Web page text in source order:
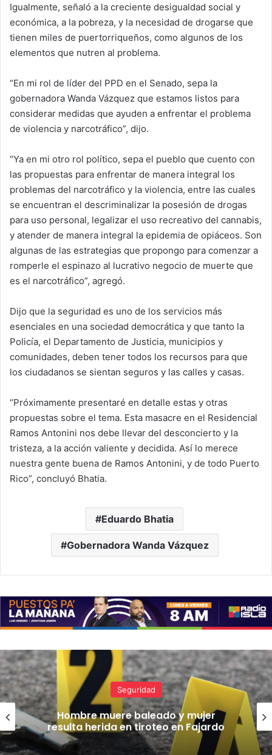
Igualmente, señaló a la creciente desigualdad social y
económica, a la pobreza, y la necesidad de drogarse que
tienen miles de puertorriqueños, como algunos de los
elementos que nutren al problema.
“En mi rol de líder del PPD en el Senado, sepa la
gobernadora Wanda Vázquez que estamos listos para
considerar medidas que ayuden a enfrentar el problema
de violencia y narcotráfico”, dijo.
“Ya en mi otro rol político, sepa el pueblo que cuento con
las propuestas para enfrentar de manera integral los
problemas del narcotráfico y la violencia, entre las cuales
se encuentran el descriminalizar la posesión de drogas
para uso personal, legalizar el uso recreativo del cannabis,
y atender de manera integral la epidemia de opiáceos. Son
algunas de las estrategias que propongo para comenzar a
romperle el espinazo al lucrativo negocio de muerte que
es el narcotráfico”, agregó.
Dijo que la seguridad es uno de los servicios más
esenciales en una sociedad democrática y que tanto la
Policía, el Departamento de Justicia, municipios y
comunidades, deben tener todos los recursos para que
los ciudadanos se sientan seguros y las calles y casas.
“Próximamente presentaré en detalle estas y otras
propuestas sobre el tema. Esta masacre en el Residencial
Ramos Antonini nos debe llevar del desconcierto y la
tristeza, a la acción valiente y decidida. Así lo merece
nuestra gente buena de Ramos Antonini, y de todo Puerto
Rico”, concluyó Bhatia.
Eduardo Bhatia
Gobernadora Wanda Vázquez
Seguridad
Hombre muere baleado y mujer
resulta herida en tiroteo en Fajardo